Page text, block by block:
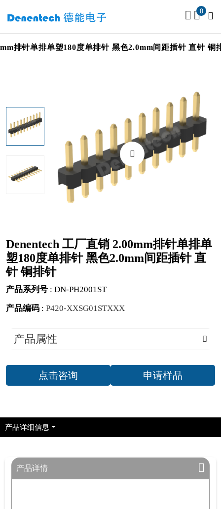
0
单排单塑180度单排针 黑色2.0mm间距插针 直针 铜排针
Denentech 工厂直销 2.00mm排针单排单
塑180度单排针 黑色2.0mm间距插针 直
针 铜排针
产品系列号 : DN-PH2001ST
产品编码 : P420-XXSG01STXXX
产品属性
点击咨询 申请样品
产品详细信息
产品详情